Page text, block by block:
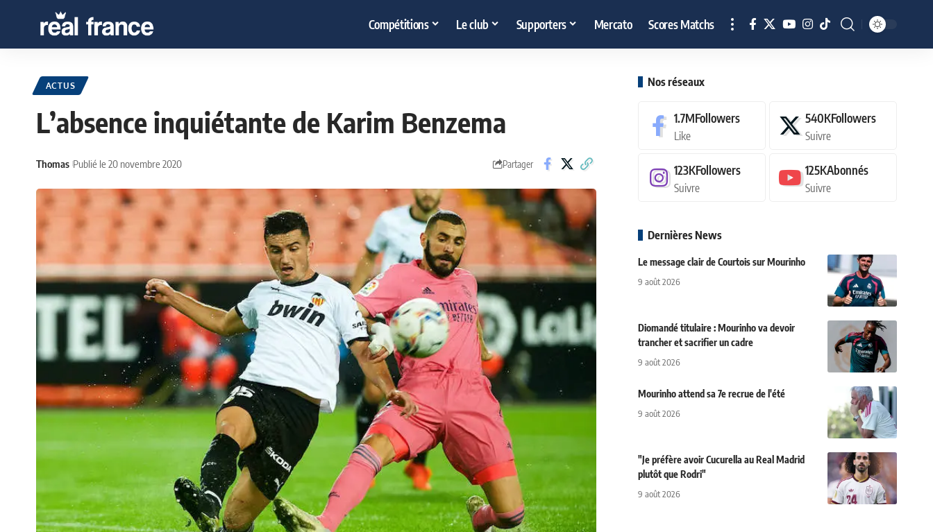
Compétitions Le club Supporters Mercato Scores Matchs
ACTUS
L’absence inquiétante de Karim Benzema
Thomas Publié le 20 novembre 2020 Partager
Nos réseaux
1.7MFollowers
Like
540KFollowers
Suivre
123KFollowers
Suivre
125KAbonnés
Suivre
Dernières News
Le message clair de Courtois sur Mourinho
9 août 2026
Diomandé titulaire : Mourinho va devoir
trancher et sacrifier un cadre
9 août 2026
Mourinho attend sa 7e recrue de l'été
9 août 2026
"Je préfère avoir Cucurella au Real Madrid
plutôt que Rodri"
9 août 2026